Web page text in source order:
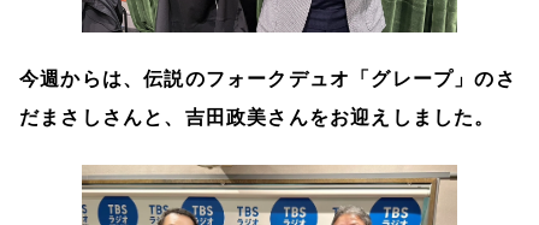
今週からは、伝説のフォークデュオ「グレープ」のさ
だまさしさんと、吉田政美さんをお迎えしました。